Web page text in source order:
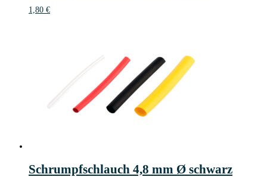
1,80 €
Schrumpfschlauch 4,8 mm Ø schwarz